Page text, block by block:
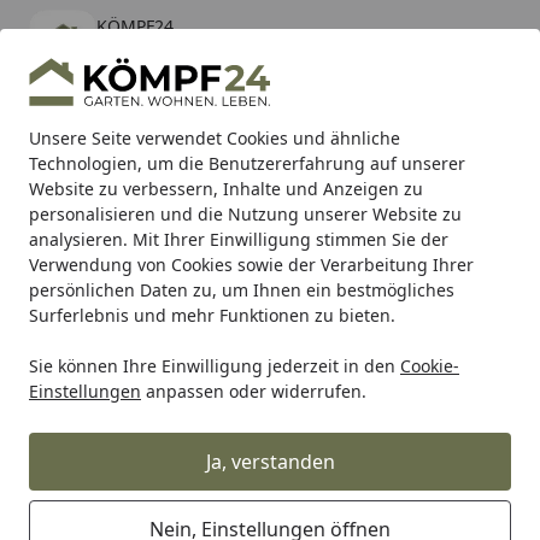
Unsere Seite verwendet Cookies und ähnliche
Technologien, um die Benutzererfahrung auf unserer
Website zu verbessern, Inhalte und Anzeigen zu
personalisieren und die Nutzung unserer Website zu
analysieren. Mit Ihrer Einwilligung stimmen Sie der
Verwendung von Cookies sowie der Verarbeitung Ihrer
persönlichen Daten zu, um Ihnen ein bestmögliches
Surferlebnis und mehr Funktionen zu bieten.
Sie können Ihre Einwilligung jederzeit in den Cookie-
Einstellungen anpassen oder widerrufen.
Ja, verstanden
Nein, Einstellungen öffnen
KÖMPF24
kostenlos - Im App Store
Hotline
Alle Produkte
Mein Konto
Suchen
Karibu Pools inkl. gratis Sandfilteranlage & Pool-
Starterset (Gesamtwert bis 468,99€)
Startseite
Unibat Unibat – LiFePO4 – ULT3
Unibat – LiFePO4 – ULT3